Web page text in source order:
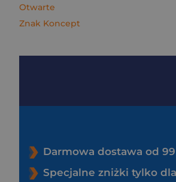
Otwarte
Znak Koncept
Darmowa dostawa od 99
Specjalne zniżki tylko